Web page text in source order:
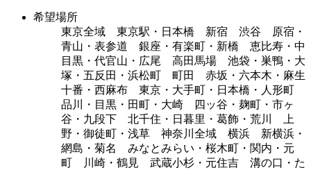
希望場所
東京全域 東京駅・日本橋 新宿 渋谷 原宿・
青山・表参道 銀座・有楽町・新橋 恵比寿・中
目黒・代官山・広尾 高田馬場 池袋・巣鴨・大
塚・五反田・浜松町 町田 赤坂・六本木・麻生
十番・西麻布 東京・大手町・日本橋・人形町
品川・目黒・田町・大崎 四ッ谷・麹町・市ヶ
谷・九段下 北千住・日暮里・葛飾・荒川 上
野・御徒町・浅草 神奈川全域 横浜 新横浜・
網島・菊名 みなとみらい・桜木町・関内・元
町 川崎・鶴見 武蔵小杉・元住吉 溝の口・た